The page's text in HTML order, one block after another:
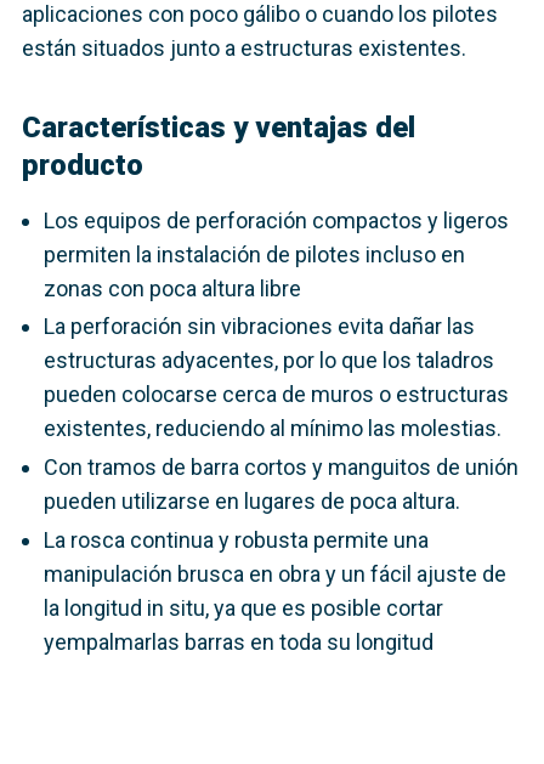
aplicaciones con poco gálibo o cuando los pilotes
están situados junto a estructuras existentes.
Características y ventajas del
producto
Los equipos de perforación compactos y ligeros
permiten la instalación de pilotes incluso en
zonas con poca altura libre
La perforación sin vibraciones evita dañar las
estructuras adyacentes, por lo que los taladros
pueden colocarse cerca de muros o estructuras
existentes, reduciendo al mínimo las molestias.
Con tramos de barra cortos y manguitos de unión
pueden utilizarse en lugares de poca altura.
La rosca continua y robusta permite una
manipulación brusca en obra y un fácil ajuste de
la longitud in situ, ya que es posible cortar
yempalmarlas barras en toda su longitud